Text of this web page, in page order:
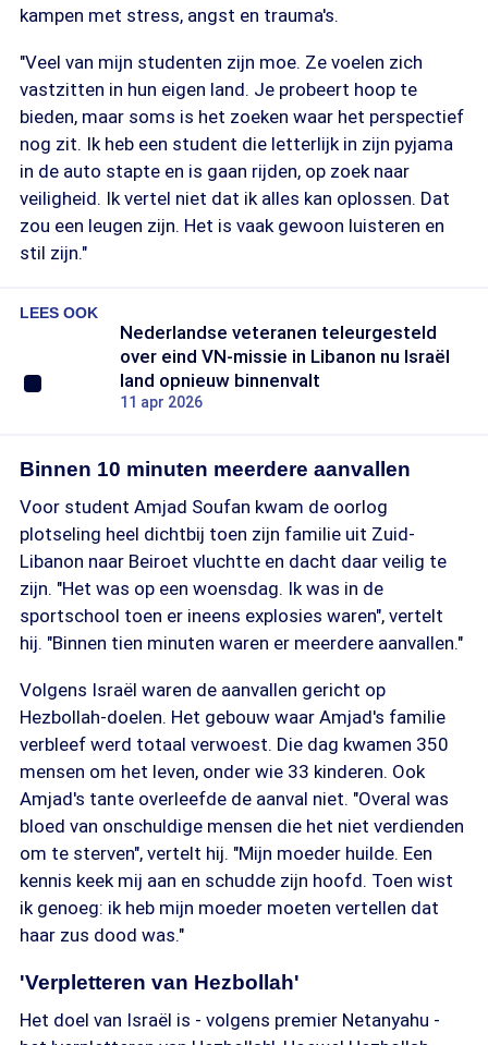
kampen met stress, angst en trauma's.
"Veel van mijn studenten zijn moe. Ze voelen zich
vastzitten in hun eigen land. Je probeert hoop te
bieden, maar soms is het zoeken waar het perspectief
nog zit. Ik heb een student die letterlijk in zijn pyjama
in de auto stapte en is gaan rijden, op zoek naar
veiligheid. Ik vertel niet dat ik alles kan oplossen. Dat
zou een leugen zijn. Het is vaak gewoon luisteren en
stil zijn."
LEES OOK
Nederlandse veteranen teleurgesteld
over eind VN-missie in Libanon nu Israël
land opnieuw binnenvalt
11 apr 2026
Binnen 10 minuten meerdere aanvallen
Voor student Amjad Soufan kwam de oorlog
plotseling heel dichtbij toen zijn familie uit Zuid-
Libanon naar Beiroet vluchtte en dacht daar veilig te
zijn. "Het was op een woensdag. Ik was in de
sportschool toen er ineens explosies waren", vertelt
hij. "Binnen tien minuten waren er meerdere aanvallen."
Volgens Israël waren de aanvallen gericht op
Hezbollah-doelen. Het gebouw waar Amjad's familie
verbleef werd totaal verwoest. Die dag kwamen 350
mensen om het leven, onder wie 33 kinderen. Ook
Amjad's tante overleefde de aanval niet. "Overal was
bloed van onschuldige mensen die het niet verdienden
om te sterven", vertelt hij. "Mijn moeder huilde. Een
kennis keek mij aan en schudde zijn hoofd. Toen wist
ik genoeg: ik heb mijn moeder moeten vertellen dat
haar zus dood was."
'Verpletteren van Hezbollah'
Het doel van Israël is - volgens premier Netanyahu -